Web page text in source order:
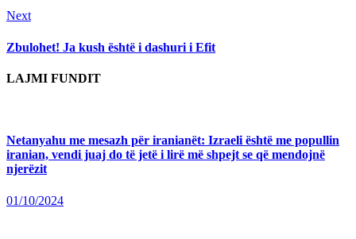
NextNext
Zbulohet! Ja kush është i dashuri i Efit
LAJMI FUNDIT
Netanyahu me mesazh për iranianët: Izraeli është me popullin
iranian, vendi juaj do të jetë i lirë më shpejt se që mendojnë
njerëzit
01/10/2024